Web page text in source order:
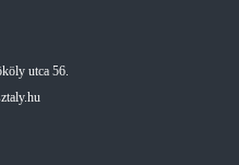
utca 56.